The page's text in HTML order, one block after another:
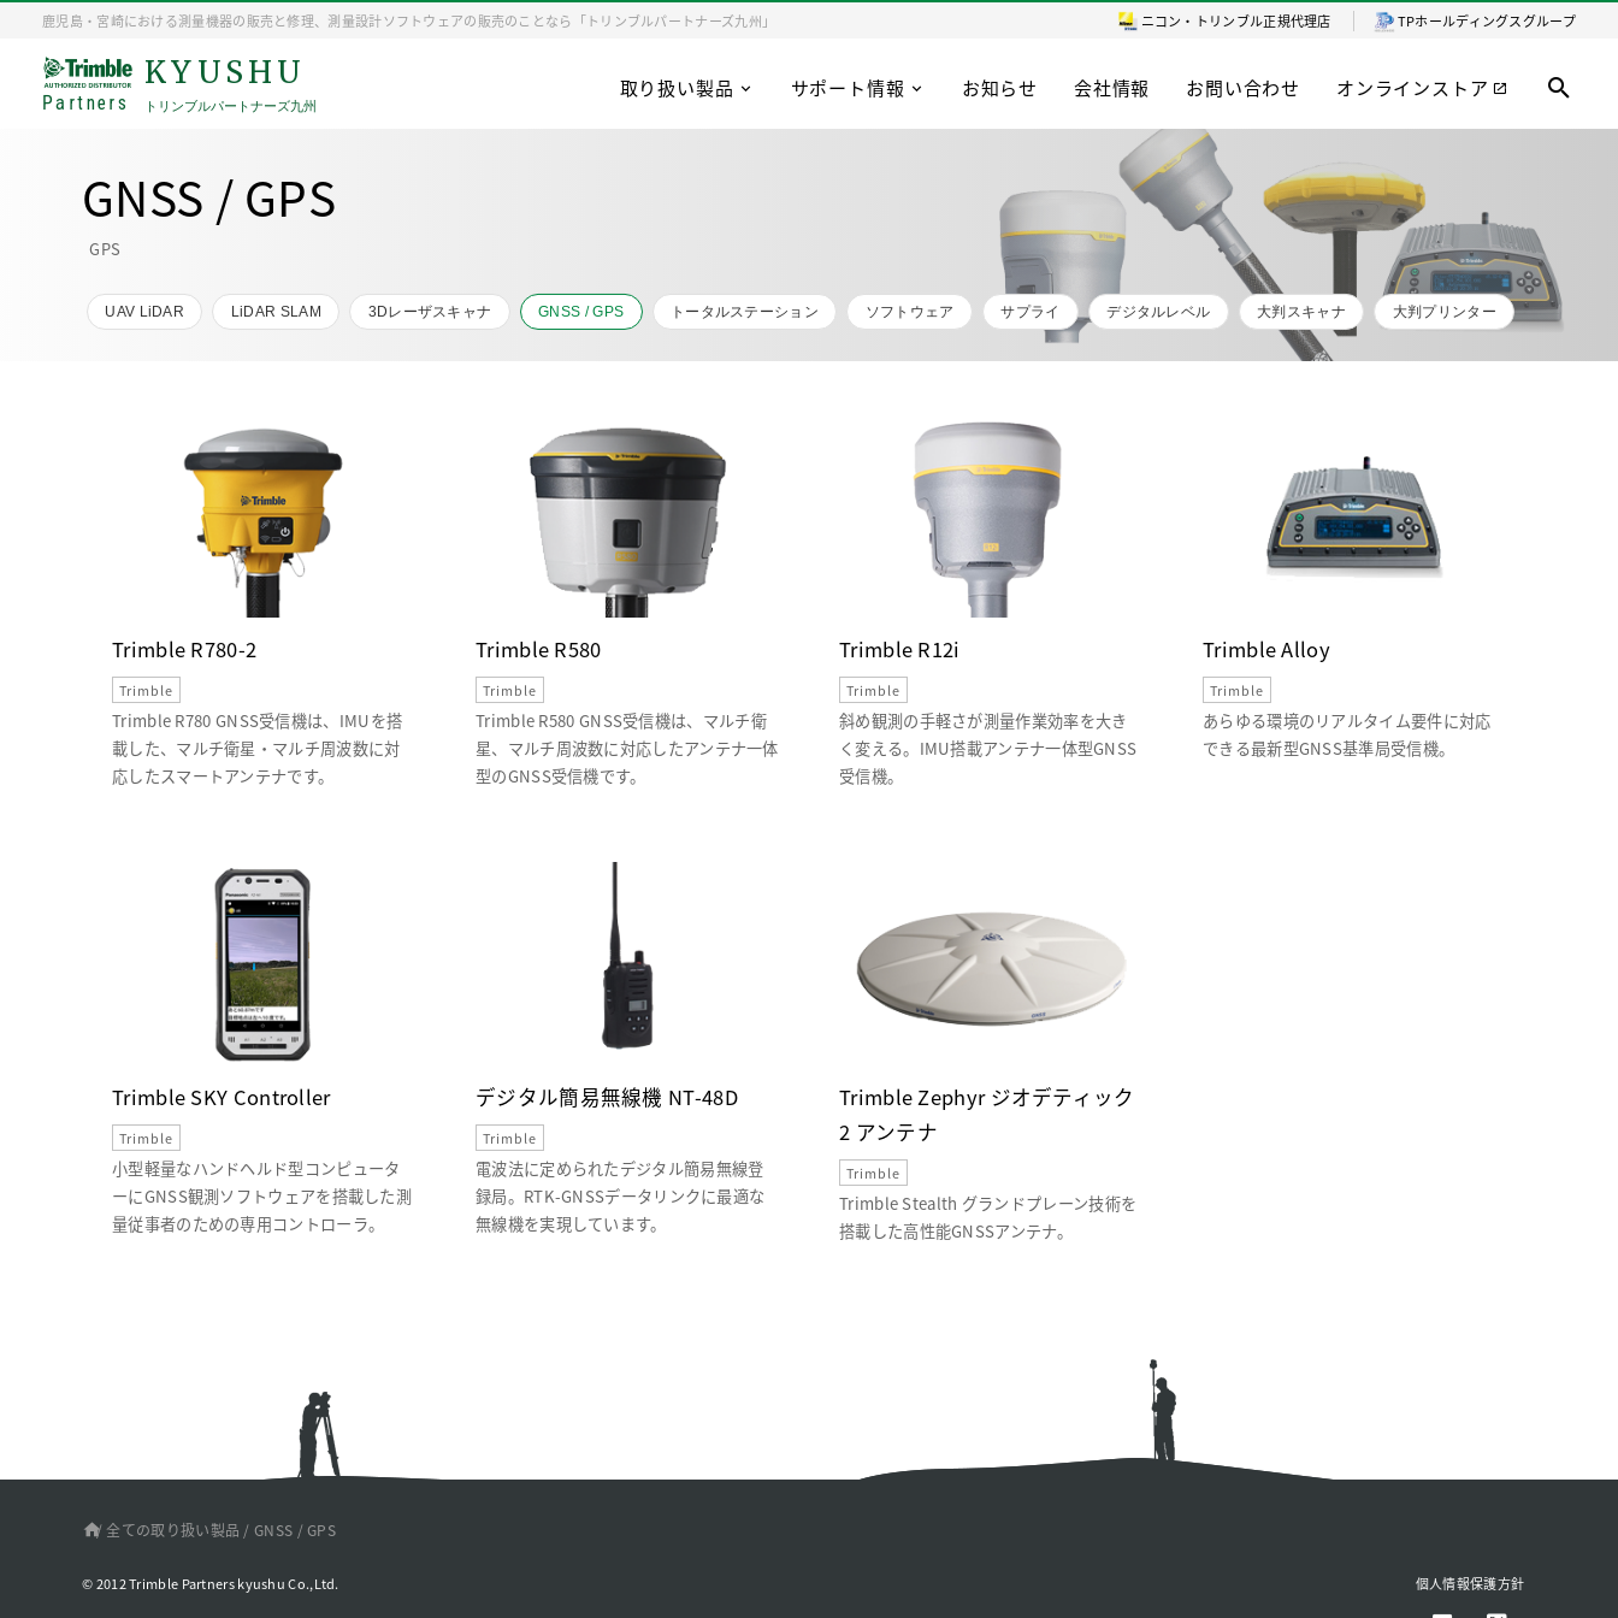
鹿児島・宮崎における測量機器の販売と修理、測量設計ソフトウェアの販売のことなら「トリンブルパートナーズ九州」 ニコン・トリンブル正規代理店 TPホールディングスグループ
Partners
KYUSHU
トリンブルパートナーズ九州
取り扱い製品 サポート情報 お知らせ 会社情報 お問い合わせ オンラインストア
GNSS / GPS
GPS
UAV LiDAR LiDAR SLAM 3Dレーザスキャナ GNSS / GPS トータルステーション ソフトウェア サプライ デジタルレベル 大判スキャナ 大判プリンター
Trimble R780-2
Trimble
Trimble R780 GNSS受信機は、IMUを搭
載した、マルチ衛星・マルチ周波数に対
応したスマートアンテナです。
Trimble R580
Trimble
Trimble R580 GNSS受信機は、マルチ衛
星、マルチ周波数に対応したアンテナ一体
型のGNSS受信機です。
Trimble R12i
Trimble
斜め観測の手軽さが測量作業効率を大き
く変える。IMU搭載アンテナ一体型GNSS
受信機。
Trimble Alloy
Trimble
あらゆる環境のリアルタイム要件に対応
できる最新型GNSS基準局受信機。
Trimble SKY Controller
Trimble
小型軽量なハンドヘルド型コンピュータ
ーにGNSS観測ソフトウェアを搭載した測
量従事者のための専用コントローラ。
デジタル簡易無線機 NT-48D
Trimble
電波法に定められたデジタル簡易無線登
録局。RTK-GNSSデータリンクに最適な
無線機を実現しています。
Trimble Zephyr ジオデティック
2 アンテナ
Trimble
Trimble Stealth グランドプレーン技術を
搭載した高性能GNSSアンテナ。
/全ての取り扱い製品 /GNSS / GPS
© 2012 Trimble Partners kyushu Co.,Ltd. 個人情報保護方針